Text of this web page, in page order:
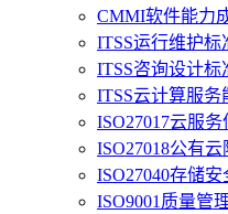
CMMI软件能力
ITSS运行维护标
ITSS咨询设计标
ITSS云计算服务
ISO27017云服
ISO27018公有
ISO27040存储安
ISO9001质量管